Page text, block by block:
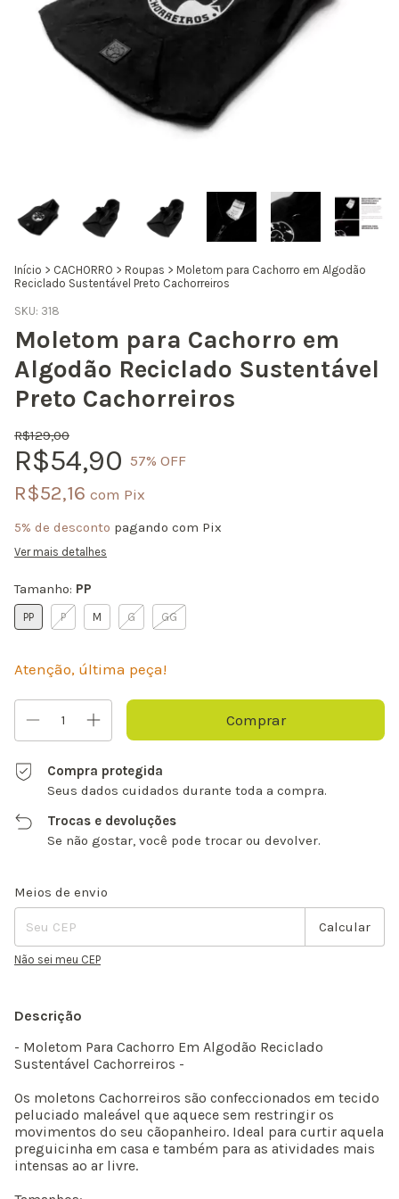
Início > CACHORRO > Roupas > Moletom para Cachorro em Algodão
Reciclado Sustentável Preto Cachorreiros
SKU: 318
Moletom para Cachorro em
Algodão Reciclado Sustentável
Preto Cachorreiros
R$129,00
R$54,90 57% OFF
R$52,16 com Pix
5% de desconto pagando com Pix
Ver mais detalhes
Tamanho: PP
PP P M G GG
Atenção, última peça!
Compra protegida
Seus dados cuidados durante toda a compra.
Trocas e devoluções
Se não gostar, você pode trocar ou devolver.
Entregas para o CEP:
Meios de envio
Calcular
Não sei meu CEP
Descrição
- Moletom Para Cachorro Em Algodão Reciclado
Sustentável Cachorreiros -
Os moletons Cachorreiros são confeccionados em tecido
peluciado maleável que aquece sem restringir os
movimentos do seu cãopanheiro. Ideal para curtir aquela
preguicinha em casa e também para as atividades mais
intensas ao ar livre.